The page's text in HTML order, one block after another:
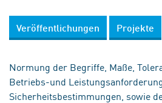
Veröffentlichungen Projekte
Normung der Begriffe, Maße,
Betriebs-und
Sicherheitsbestimmungen, sowie